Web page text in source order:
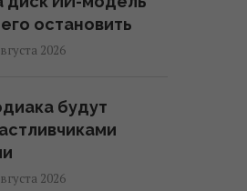
остановить
2026
будут
2026